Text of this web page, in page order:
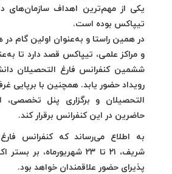
یکی از مهم‌ترین اهداف سازمان‌های
تیپاکس بوده است.
در همین راستا و به‌عنوان اولین گام در
و مراکز علمی، تیپاکس قصد دارد تا
ششمین کنفرانس فارغ التحصیلان
رویداد حضور یابد. همچنین با برپایی
التحصیلان و برگزاری پنل تخصصی،
حاضرین در این کنفرانس برقرار کند.
به اطلاع می‌رساند که کنفرانس
شریف، ۲۱ تا ۲۳ شهریورماه، بر
پذیرای حضور علاقمندان خواهد بود.